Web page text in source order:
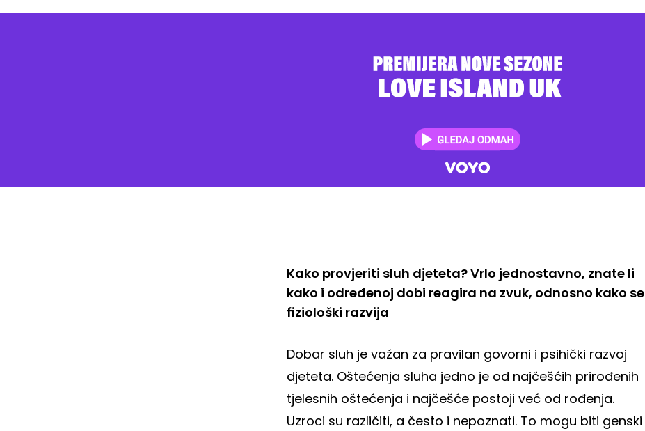
Kako provjeriti sluh djeteta? Vrlo jednostavno, znate li
kako i određenoj dobi reagira na zvuk, odnosno kako se
fiziološki razvija
Dobar sluh je važan za pravilan govorni i psihički razvoj
djeteta. Oštećenja sluha jedno je od najčešćih prirođenih
tjelesnih oštećenja i najčešće postoji već od rođenja.
Uzroci su različiti, a često i nepoznati. To mogu biti genski